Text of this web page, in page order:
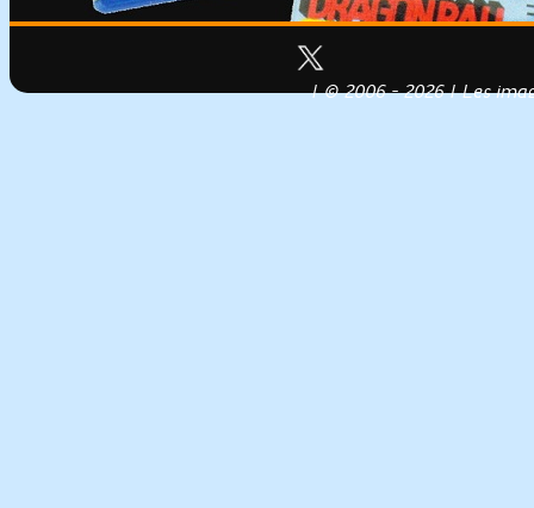
| © 2006 - 2026 | Les